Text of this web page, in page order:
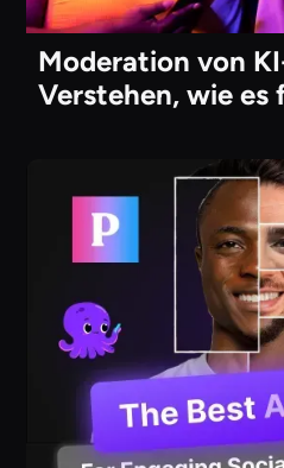
Moderation von
Verstehen, wie